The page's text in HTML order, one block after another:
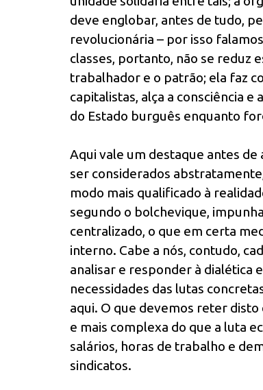
deve englobar, antes de tudo,
revolucionária – por isso
classes, portanto, não se reduz
trabalhador e o patrão; ela faz
capitalistas, alça a consciência
do Estado burguês enquanto
Aqui vale um destaque antes
ser considerados
modo mais qualificado à
segundo o bolchevique,
centralizado, o que em certa
interno. Cabe a nós, contudo,
analisar e responder à dialética
necessidades das lutas
aqui. O que devemos reter
e mais complexa do que a luta
salários, horas de trabalho e
sindicatos.